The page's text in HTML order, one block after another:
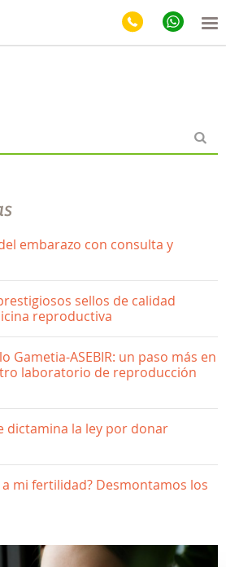
embarazo con consulta y
sellos de calidad
reproductiva
Gametia-ASEBIR: un paso más en
laboratorio de reproducción
dictamina la ley por donar
mi fertilidad? Desmontamos los